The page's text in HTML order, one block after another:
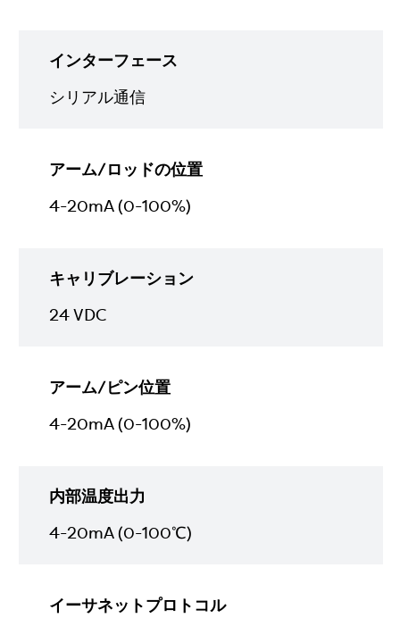
インターフェース
シリアル通信
アーム/ロッドの位置
4-20mA (0-100%)
キャリブレーション
24 VDC
アーム/ピン位置
4-20mA (0-100%)
内部温度出力
4-20mA (0-100℃)
イーサネットプロトコル